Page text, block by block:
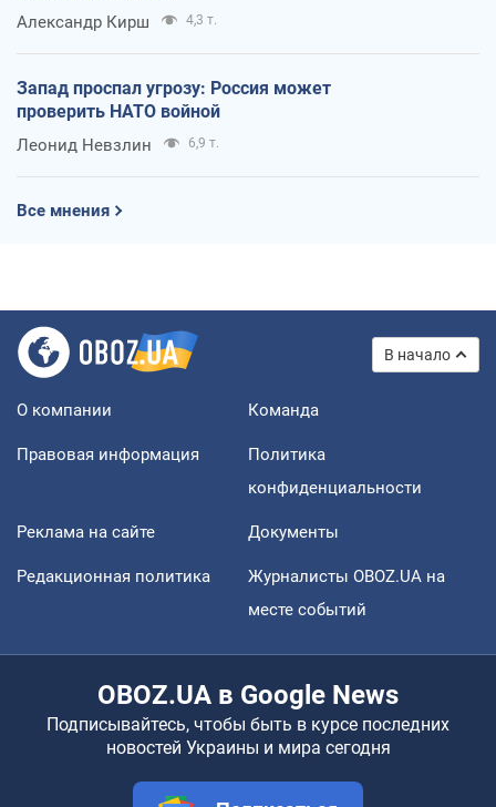
Александр Кирш 4,3 т.
Запад проспал угрозу: Россия может
проверить НАТО войной
Леонид Невзлин 6,9 т.
Все мнения
В начало
О компании Команда
Правовая информация
Политика
конфиденциальности
Реклама на сайте Документы
Редакционная политика
Журналисты OBOZ.UA на
месте событий
OBOZ.UA в Google News
Подписывайтесь, чтобы быть в курсе последних
новостей Украины и мира сегодня